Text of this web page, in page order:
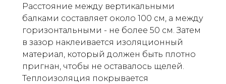
Расстояние между вертикальными
балками составляет около 100 см, а между
горизонтальными - не более 50 см. Затем
в зазор наклеивается изоляционный
материал, который должен быть плотно
пригнан, чтобы не оставалось щелей.
Теплоизоляция покрывается